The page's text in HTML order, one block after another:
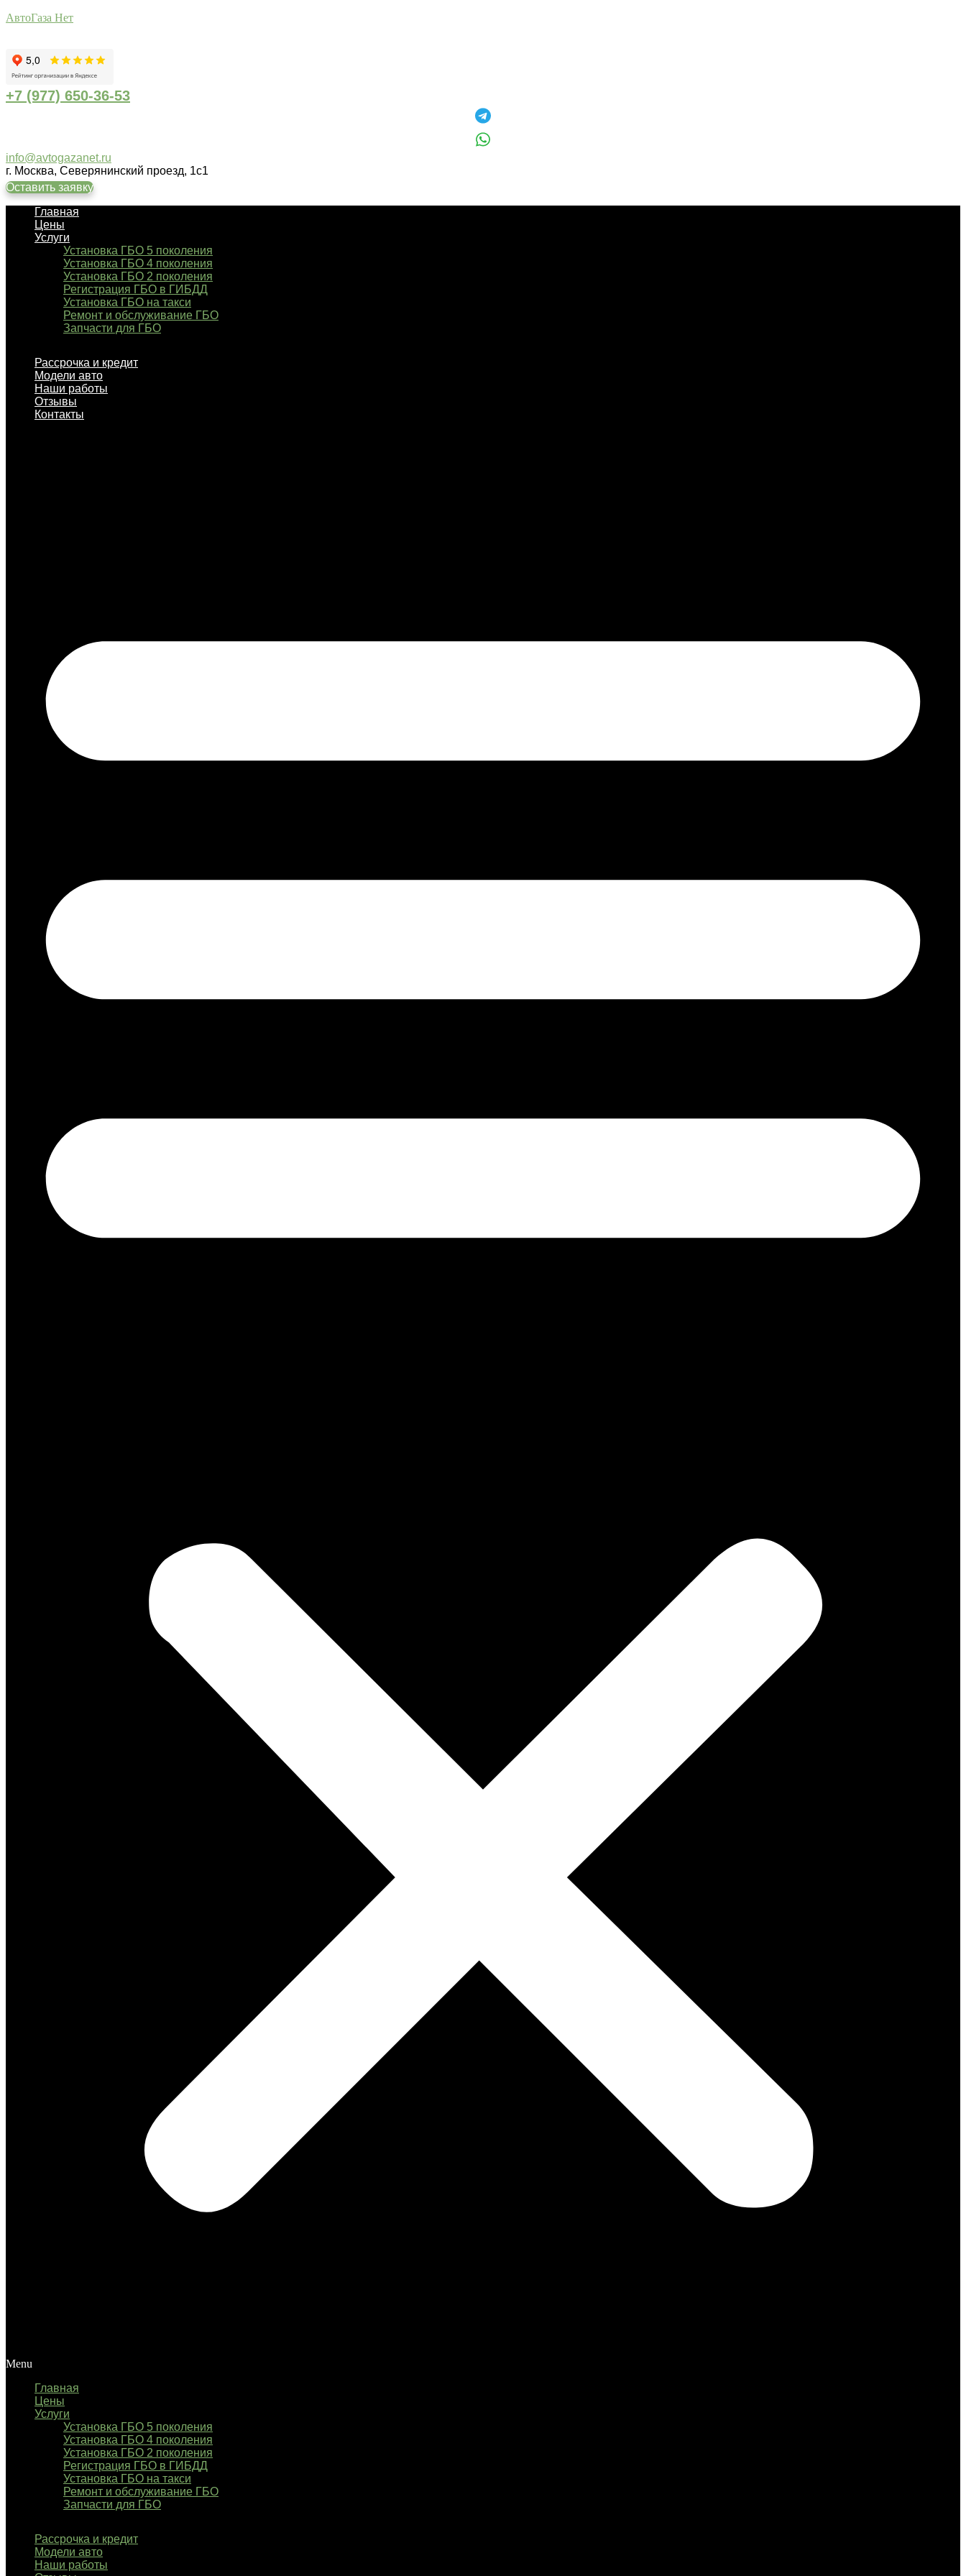
АвтоГаза Нет
+7 (977) 650-36-53
info@avtogazanet.ru
г. Москва, Северянинский проезд, 1с1
Оставить заявку
Главная
Цены
Услуги
Установка ГБО 5 поколения
Установка ГБО 4 поколения
Установка ГБО 2 поколения
Регистрация ГБО в ГИБДД
Установка ГБО на такси
Ремонт и обслуживание ГБО
Запчасти для ГБО
Рассрочка и кредит
Модели авто
Наши работы
Отзывы
Контакты
Menu
Главная
Цены
Услуги
Установка ГБО 5 поколения
Установка ГБО 4 поколения
Установка ГБО 2 поколения
Регистрация ГБО в ГИБДД
Установка ГБО на такси
Ремонт и обслуживание ГБО
Запчасти для ГБО
Рассрочка и кредит
Модели авто
Наши работы